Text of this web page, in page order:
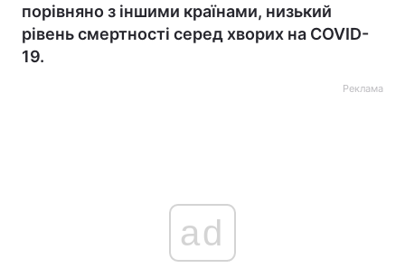
порівняно з іншими країнами, низький
рівень смертності серед хворих на COVID-
19.
Реклама
ad